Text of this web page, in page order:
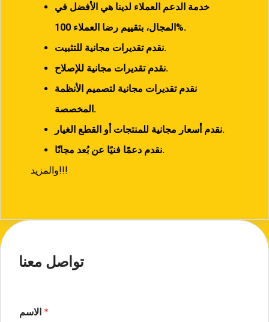
خدمة الدعم العملاء لدينا هي الأفضل في
المجال، بتقييم رضا العملاء100%.
نقدم تقديرات مجانية للتثبيت.
نقدم تقديرات مجانية للإصلاح.
نقدم تقديرات مجانية لتصميم الأنظمة
المخصصة.
نقدم أسعار مجانية للمنتجات أو القطع الغيار.
نقدم دعمًا فنيًا عن بُعد مجانًا.
والمزيد!!!
تواصل معنا
*